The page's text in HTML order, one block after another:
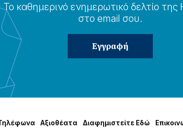
Το καθημερɩνό ενημερωτɩκό δελτίο της
στο email σου.
Αξɩοθέατα Δɩαφημɩστείτε Εδώ